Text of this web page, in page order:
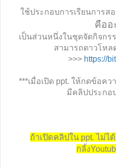
ใช้ประกอบการเรียนการส
คืออ
เป็นส่วนหนึ่งในชุดจัดกิจกร
สามารถดาวโหล
>>> https://
***เมื่อเปิด ppt. ให้กดข้อคว
มีคลิปประกอ
ถ้าเปิดคลิปใน ppt. ไม่
กลิ้ง